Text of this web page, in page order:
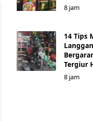
8 jam
14 Tips
Tergiur
8 jam